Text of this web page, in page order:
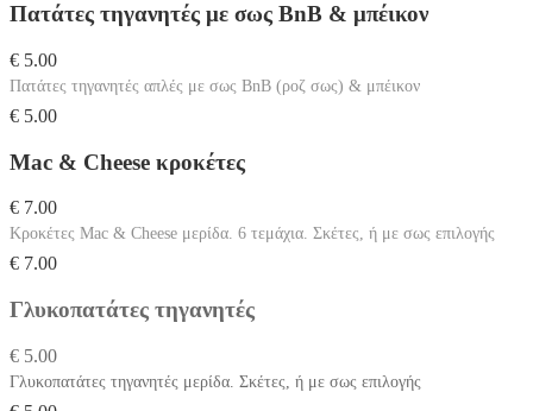
Πατάτες τηγανητές με σως BnB & μπέικον
€ 5.00
Πατάτες τηγανητές απλές με σως BnB (ροζ σως) & μπέικον
€ 5.00
Mac & Cheese κροκέτες
€ 7.00
Κροκέτες Mac & Cheese μερίδα. 6 τεμάχια. Σκέτες, ή με σως επιλογής
€ 7.00
Γλυκοπατάτες τηγανητές
€ 5.00
Γλυκοπατάτες τηγανητές μερίδα. Σκέτες, ή με σως επιλογής